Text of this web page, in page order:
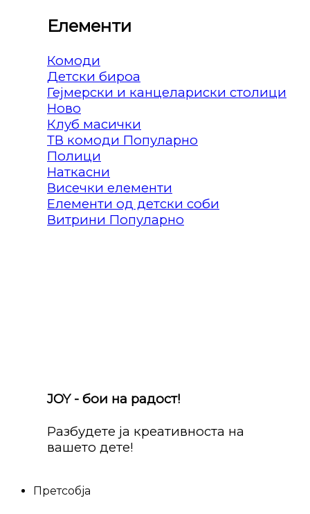
Елементи
Комоди
Детски бироа
Гејмерски и канцелариски столици
Клуб масички
ТВ комоди
Полици
Наткасни
Висечки елементи
Елементи од детски соби
Витрини
JOY - бои на радост!
Разбудете ја креативноста на
вашето дете!
Претсобја